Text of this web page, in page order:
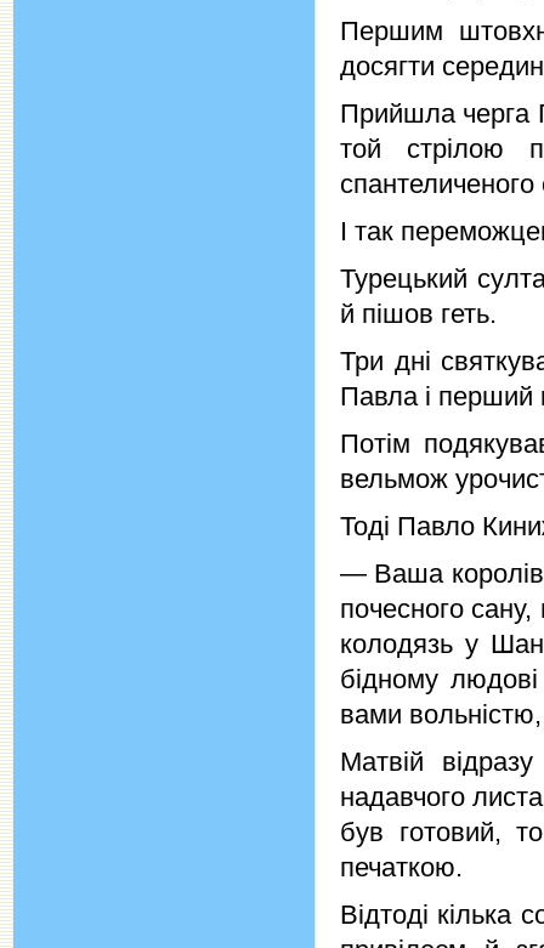
Першим
досягти
Прийшла черга
той стрілою
спантеличеного
І так
Турецький
й пішов геть.
Три дні
Павла і перший
Потім
вельмож
Тоді Павло
— Ваша
почесного
колодязь у
бідному
вами
Матвій
надавчого
був готовий,
печаткою.
Відтоді кілька